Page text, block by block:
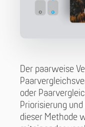
Der paarweise
oder
Priorisierung
dieser Methode